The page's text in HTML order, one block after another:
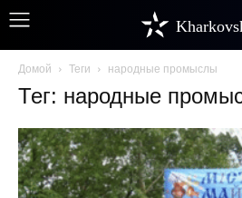
Домой Теги народные промыслы
Тег: народные